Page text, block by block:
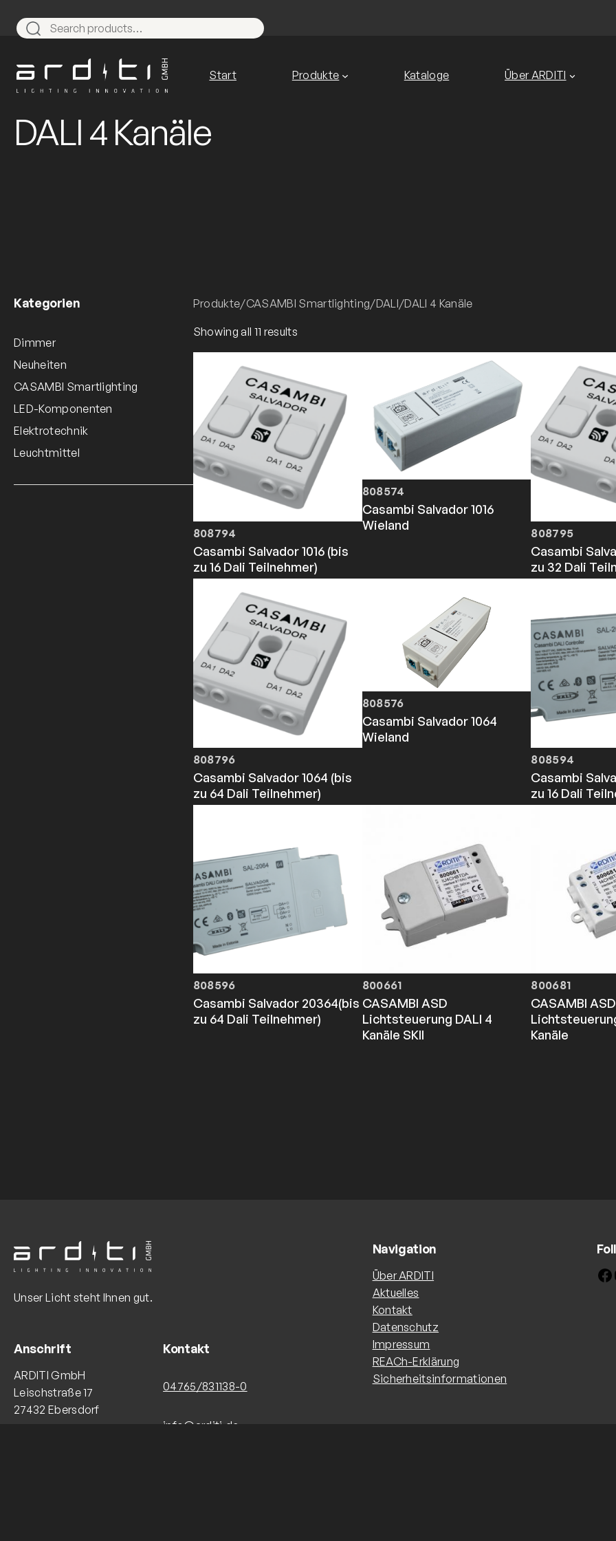
Inhalt
springen
Search
Start Produkte Kataloge Über ARDITI
DALI 4 Kanäle
Kategorien
Dimmer
Neuheiten
CASAMBI Smartlighting
LED-Komponenten
Elektrotechnik
Leuchtmittel
Produkte/CASAMBI Smartlighting/DALI/DALI 4 Kanäle
Showing all 11 results
808794
Casambi Salvador 1016 (bis
zu 16 Dali Teilnehmer)
808574
Casambi Salvador 1016
Wieland
808795
Casambi
zu 32 Dali
808796
Casambi Salvador 1064 (bis
zu 64 Dali Teilnehmer)
808576
Casambi Salvador 1064
Wieland
808594
Casambi
zu 16 Dali
808596
Casambi Salvador 20364(bis
zu 64 Dali Teilnehmer)
800661
CASAMBI ASD
Lichtsteuerung DALI 4
Kanäle SKII
800681
CASAMBI ASD
Kanäle
Unser Licht steht Ihnen gut.
Anschrift
ARDITI GmbH
Leischstraße 17
27432 Ebersdorf
Kontakt
04765/831138-0
info@arditi.de
Navigation
Über ARDITI
Aktuelles
Kontakt
Datenschutz
Impressum
REACh-Erklärung
Sicherheitsinformationen
Facebook